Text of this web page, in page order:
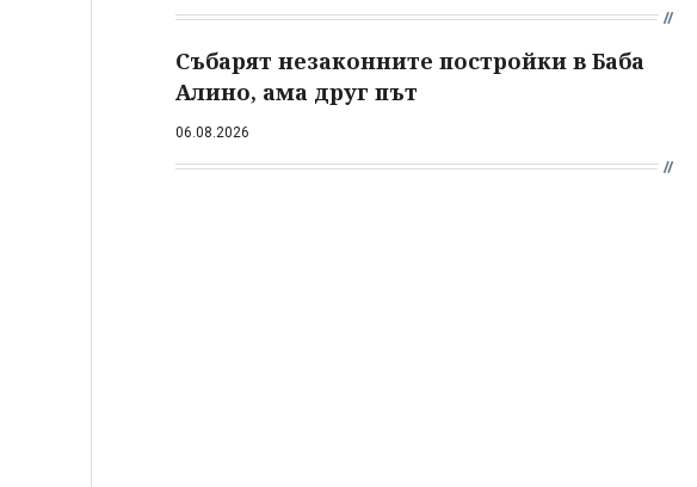
Събарят незаконните постройки в Баба
Алино, ама друг път
06.08.2026